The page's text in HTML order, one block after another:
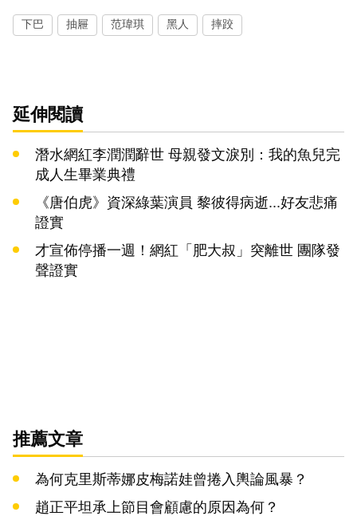
下巴 抽屜 范瑋琪 黑人 摔跤
延伸閱讀
潛水網紅李潤潤辭世 母親發文淚別：我的魚兒完
成人生畢業典禮
《唐伯虎》資深綠葉演員 黎彼得病逝...好友悲痛
證實
才宣佈停播一週！網紅「肥大叔」突離世 團隊發
聲證實
推薦文章
為何克里斯蒂娜皮梅諾娃曾捲入輿論風暴？
趙正平坦承上節目會顧慮的原因為何？